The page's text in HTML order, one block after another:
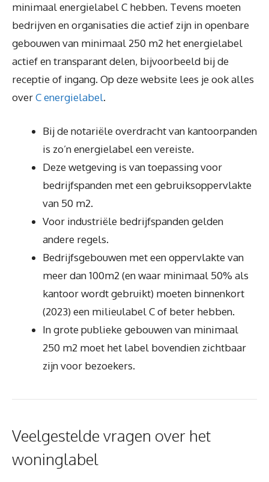
minimaal energielabel C hebben. Tevens moeten
bedrijven en organisaties die actief zijn in openbare
gebouwen van minimaal 250 m2 het energielabel
actief en transparant delen, bijvoorbeeld bij de
receptie of ingang. Op deze website lees je ook alles
overC energielabel.
Bij de notariële overdracht van kantoorpanden
is zo’n energielabel een vereiste.
Deze wetgeving is van toepassing voor
bedrijfspanden met een gebruiksoppervlakte
van 50 m2.
Voor industriële bedrijfspanden gelden
andere regels.
Bedrijfsgebouwen met een oppervlakte van
meer dan 100m2 (en waar minimaal 50% als
kantoor wordt gebruikt) moeten binnenkort
(2023) een milieulabel C of beter hebben.
In grote publieke gebouwen van minimaal
250 m2 moet het label bovendien zichtbaar
zijn voor bezoekers.
Veelgestelde vragen over het
woninglabel